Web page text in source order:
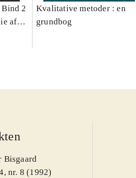
2
af
Kvalitative metoder : en
grundbog
Bisgaard
nr. 8 (1992)